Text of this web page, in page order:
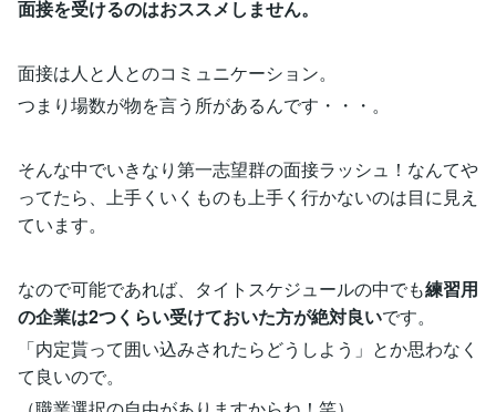
面接を受けるのはおススメしません。
面接は人と人とのコミュニケーション。
つまり場数が物を言う所があるんです・・・。
そんな中でいきなり第一志望群の面接ラッシュ！なんてや
ってたら、上手くいくものも上手く行かないのは目に見え
ています。
なので可能であれば、タイトスケジュールの中でも練習用
の企業は2つくらい受けておいた方が絶対良いです。
「内定貰って囲い込みされたらどうしよう」とか思わなく
て良いので。